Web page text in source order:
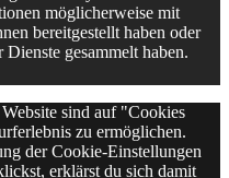
möglicherweise mit
bereitgestellt haben oder
gesammelt haben.
sind auf "Cookies
zu ermöglichen.
der Cookie-Einstellungen
erklärst du sich damit